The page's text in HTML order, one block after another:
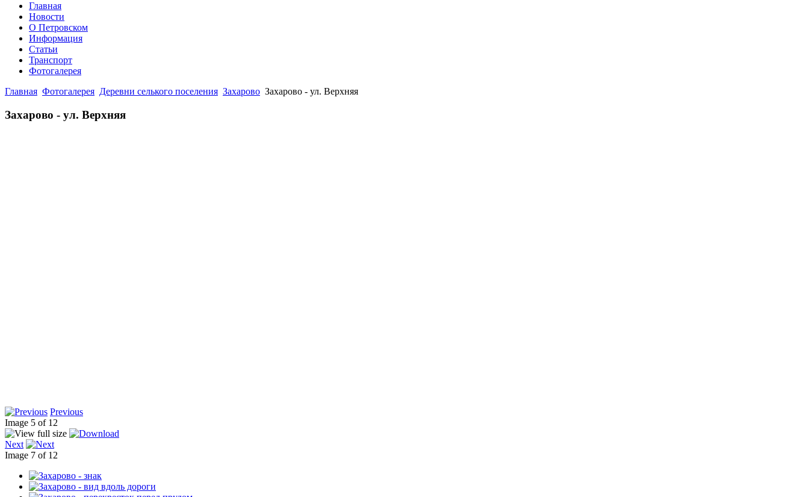
Главная
Новости
О Петровском
Информация
Статьи
Транспорт
Фотогалерея
Главная Фотогалерея Деревни селького поселения Захарово Захарово - ул. Верхняя
Захарово - ул. Верхняя
Previous
Image 5 of 12
Next
Image 7 of 12